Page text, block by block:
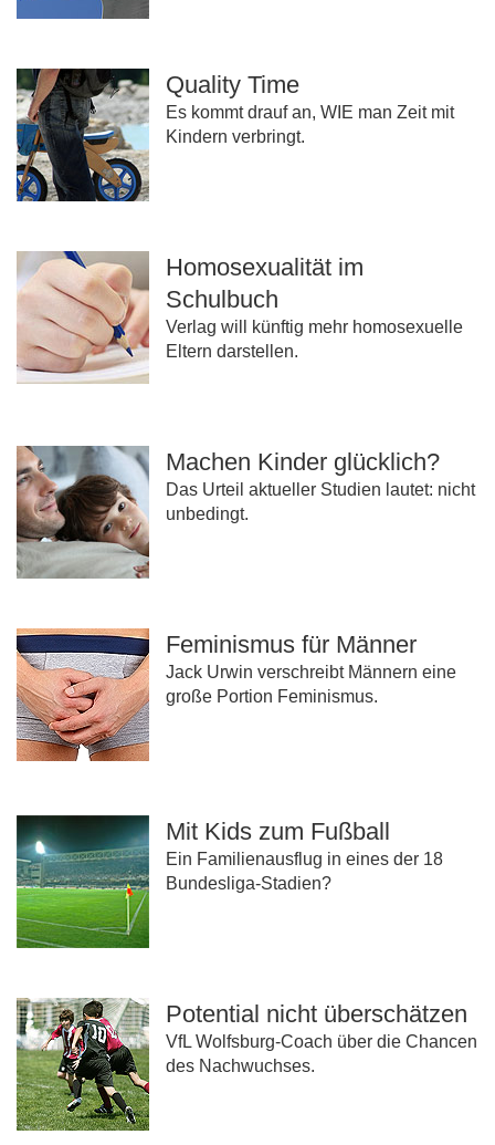
Quality Time
Es kommt drauf an, WIE man Zeit mit
Kindern verbringt.
Homosexualität im
Schulbuch
Verlag will künftig mehr homosexuelle
Eltern darstellen.
Machen Kinder glücklich?
Das Urteil aktueller Studien lautet: nicht
unbedingt.
Feminismus für Männer
Jack Urwin verschreibt Männern eine
große Portion Feminismus.
Mit Kids zum Fußball
Ein Familienausflug in eines der 18
Bundesliga-Stadien?
Potential nicht überschätzen
VfL Wolfsburg-Coach über die Chancen
des Nachwuchses.